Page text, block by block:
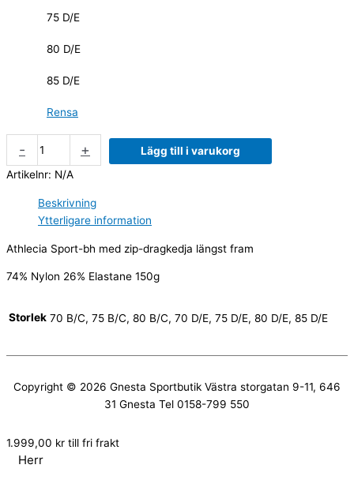
75 D/E
80 D/E
85 D/E
Rensa
- +
Lägg till i varukorg
Artikelnr: N/A
Beskrivning
Ytterligare information
Athlecia Sport-bh med zip-dragkedja längst fram
74% Nylon 26% Elastane 150g
Storlek 70 B/C, 75 B/C, 80 B/C, 70 D/E, 75 D/E, 80 D/E, 85 D/E
Copyright © 2026 Gnesta Sportbutik Västra storgatan 9-11, 646
31 Gnesta Tel 0158-799 550
1.999,00 kr till fri frakt
Herr